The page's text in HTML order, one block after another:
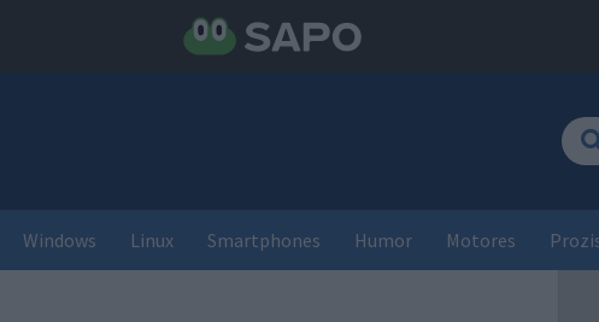
Windows Linux Smartphones Humor Motores